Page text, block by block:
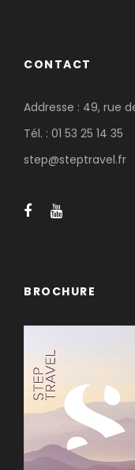
CONTACT
Addresse : 49, rue
Tél. : 01 53 25 14 35
step@steptravel.fr
BROCHURE